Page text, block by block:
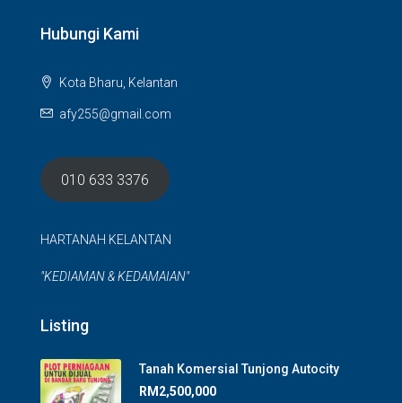
Hubungi Kami
Kota Bharu, Kelantan
afy255@gmail.com
010 633 3376
HARTANAH KELANTAN
"KEDIAMAN & KEDAMAIAN"
Listing
Tanah Komersial Tunjong Autocity
RM2,500,000